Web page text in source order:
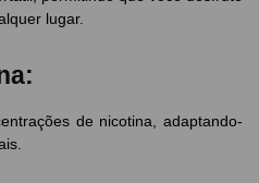
lugar.
de nicotina, adaptando-